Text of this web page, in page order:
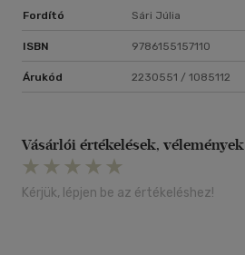
Fordító Sári Júlia
ISBN 9786155157110
Árukód 2230551 / 1085112
Vásárlói értékelések, vélemények
Kérjük, lépjen be az értékeléshez!